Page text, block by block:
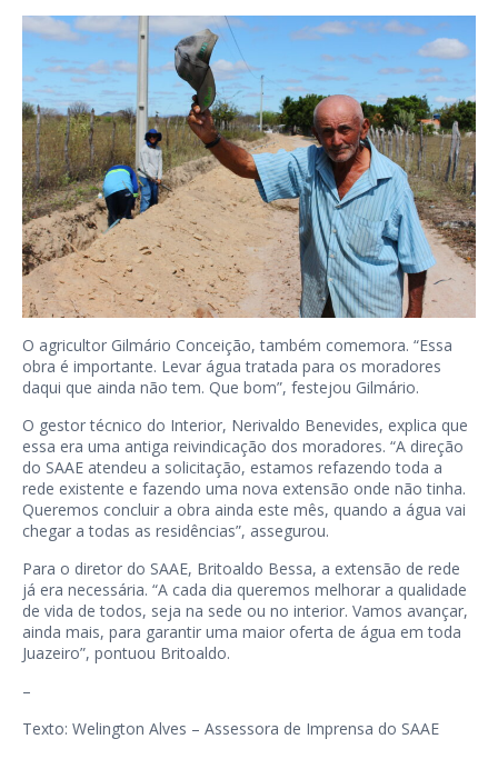
O agricultor Gilmário Conceição, também comemora. “Essa
obra é importante. Levar água tratada para os moradores
daqui que ainda não tem. Que bom”, festejou Gilmário.
O gestor técnico do Interior, Nerivaldo Benevides, explica que
essa era uma antiga reivindicação dos moradores. “A direção
do SAAE atendeu a solicitação, estamos refazendo toda a
rede existente e fazendo uma nova extensão onde não tinha.
Queremos concluir a obra ainda este mês, quando a água vai
chegar a todas as residências”, assegurou.
Para o diretor do SAAE, Britoaldo Bessa, a extensão de rede
já era necessária. “A cada dia queremos melhorar a qualidade
de vida de todos, seja na sede ou no interior. Vamos avançar,
ainda mais, para garantir uma maior oferta de água em toda
Juazeiro”, pontuou Britoaldo.
–
Texto: Welington Alves – Assessora de Imprensa do SAAE